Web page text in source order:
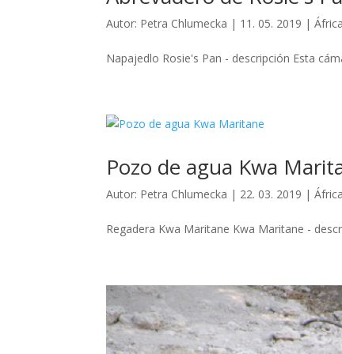
Autor: Petra Chlumecka | 11. 05. 2019 |África
Napajedlo Rosie's Pan - descripción Esta
Pozo de agua Kwa
Autor: Petra Chlumecka | 22. 03. 2019 |África
Regadera Kwa Maritane Kwa Maritane -